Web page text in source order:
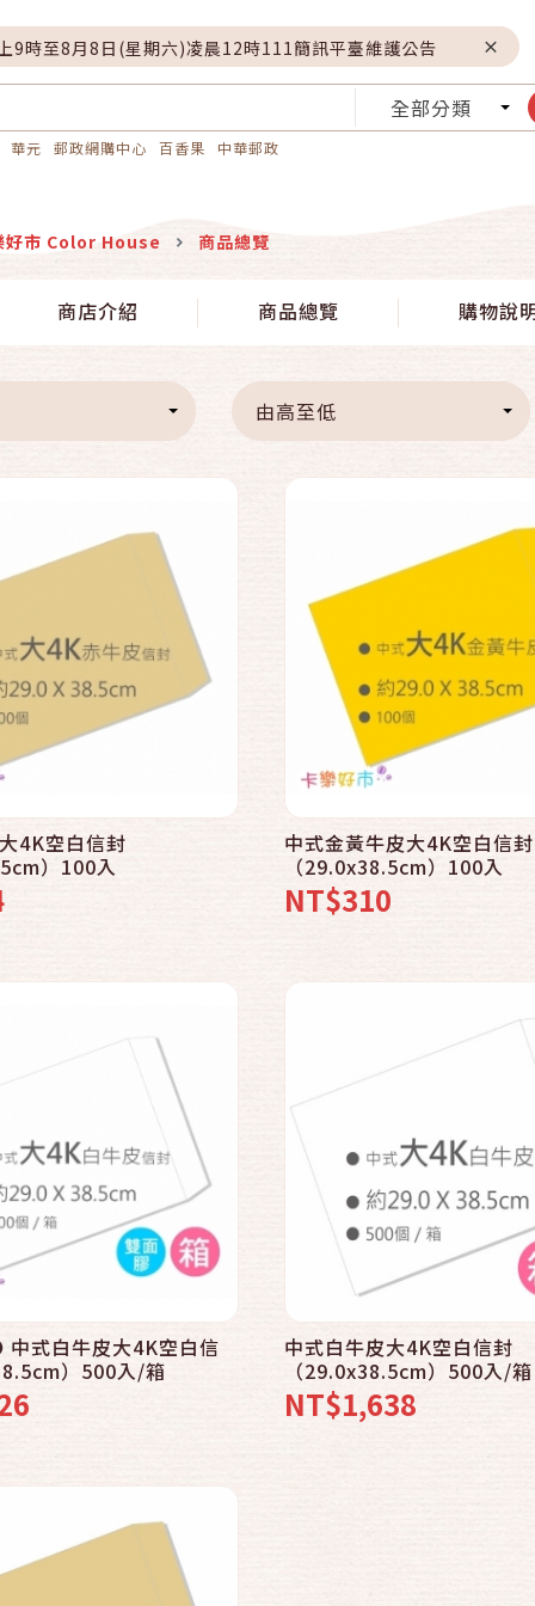
9時至8月8日(星期六)凌晨12時111簡訊平臺維護公告
全部分類
華元 郵政網購中心 百香果 中華郵政
好市 Color House 商品總覽
商店介紹 商品總覽 購物說
由高至低
4K空白信封
）100入
中式金黃牛皮大4K空白信封
（29.0x38.5cm）100入
NT$310
加入購物車
式白牛皮大4K空白信
）500入/箱
加入購物車
中式白牛皮大4K空白信封
（29.0x38.5cm）500入/箱
NT$1,638
加入購物車